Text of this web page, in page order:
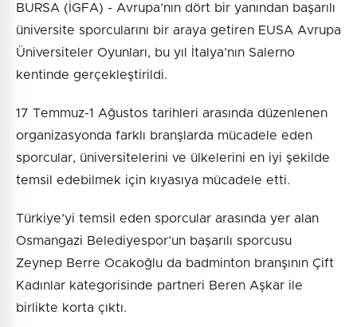
BURSA (İGFA) - Avrupa’nın dört bir yanından başarılı
üniversite sporcularını bir araya getiren EUSA Avrupa
Üniversiteler Oyunları, bu yıl İtalya’nın Salerno
kentinde gerçekleştirildi.
17 Temmuz-1 Ağustos tarihleri arasında düzenlenen
organizasyonda farklı branşlarda mücadele eden
sporcular, üniversitelerini ve ülkelerini en iyi şekilde
temsil edebilmek için kıyasıya mücadele etti.
Türkiye’yi temsil eden sporcular arasında yer alan
Osmangazi Belediyespor’un başarılı sporcusu
Zeynep Berre Ocakoğlu da badminton branşının Çift
Kadınlar kategorisinde partneri Beren Aşkar ile
birlikte korta çıktı.